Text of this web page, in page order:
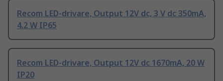
Recom LED-drivare, Output 12V dc, 3 V dc 350mA,
4.2 W IP65
Recom LED-drivare, Output 12V dc 1670mA, 20 W
IP20